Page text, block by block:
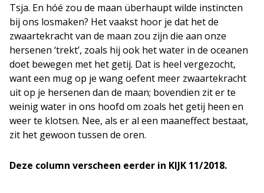
Tsja. En hóé zou de maan überhaupt wilde instincten
bij ons losmaken? Het vaakst hoor je dat het de
zwaartekracht van de maan zou zijn die aan onze
hersenen ‘trekt’, zoals hij ook het water in de oceanen
doet bewegen met het getij. Dat is heel vergezocht,
want een mug op je wang oefent meer zwaartekracht
uit op je hersenen dan de maan; bovendien zit er te
weinig water in ons hoofd om zoals het getij heen en
weer te klotsen. Nee, als er al een maaneffect bestaat,
zit het gewoon tussen de oren.
Deze column verscheen eerder in KIJK 11/2018.